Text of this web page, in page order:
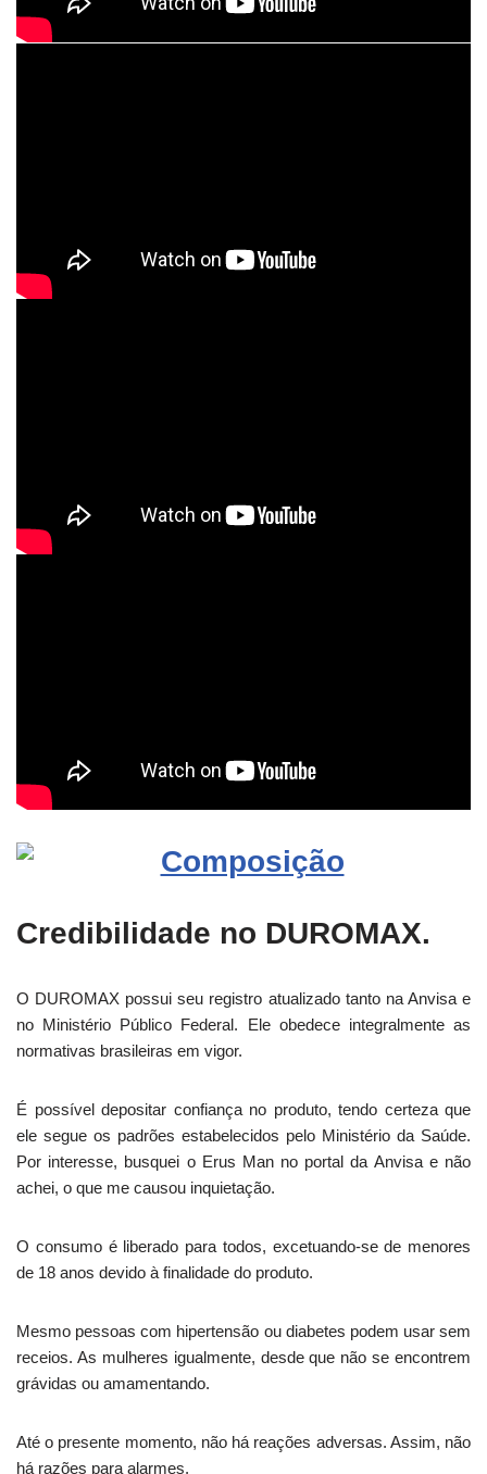
Credibilidade no DUROMAX.
O DUROMAX possui seu registro atualizado tanto na Anvisa e
no Ministério Público Federal. Ele obedece integralmente as
normativas brasileiras em vigor.
É possível depositar confiança no produto, tendo certeza que
ele segue os padrões estabelecidos pelo Ministério da Saúde.
Por interesse, busquei o Erus Man no portal da Anvisa e não
achei, o que me causou inquietação.
O consumo é liberado para todos, excetuando-se de menores
de 18 anos devido à finalidade do produto.
Mesmo pessoas com hipertensão ou diabetes podem usar sem
receios. As mulheres igualmente, desde que não se encontrem
grávidas ou amamentando.
Até o presente momento, não há reações adversas. Assim, não
há razões para alarmes.